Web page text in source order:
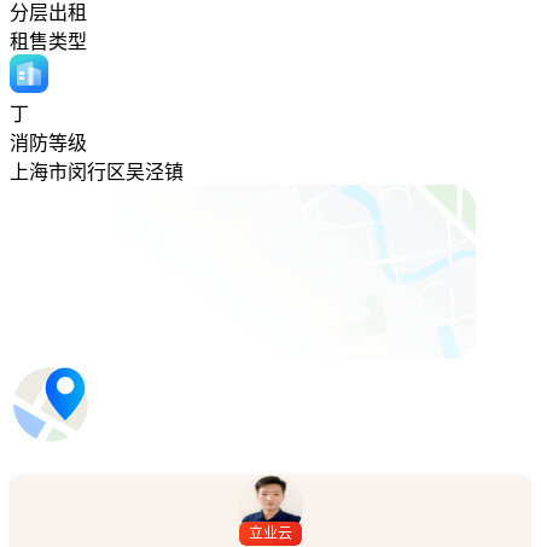
分层出租
租售类型
丁
消防等级
上海市闵行区吴泾镇
立业云